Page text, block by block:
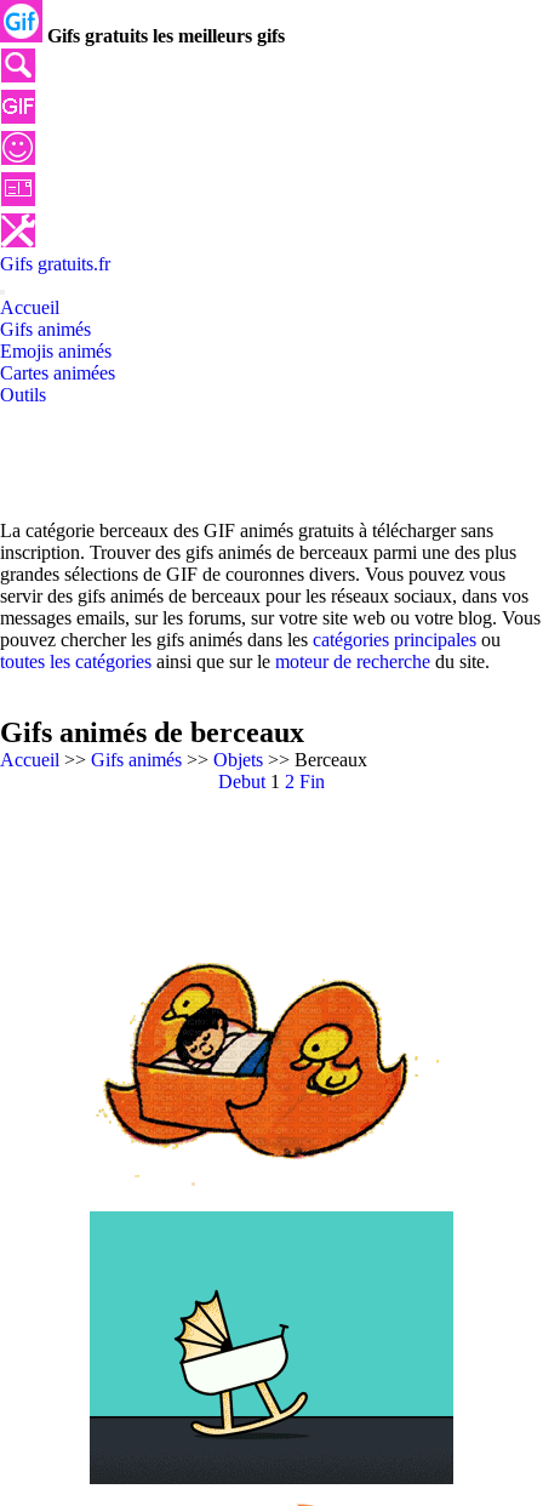
Gifs gratuits les meilleurs gifs
Gifs gratuits.fr
Accueil
Gifs animés
Emojis animés
Cartes animées
Outils
La catégorie berceaux des GIF animés gratuits à télécharger sans
inscription. Trouver des gifs animés de berceaux parmi une des plus
grandes sélections de GIF de couronnes divers. Vous pouvez vous
servir des gifs animés de berceaux pour les réseaux sociaux, dans vos
messages emails, sur les forums, sur votre site web ou votre blog. Vous
pouvez chercher les gifs animés dans les catégories principales ou
toutes les catégories ainsi que sur le moteur de recherche du site.
Gifs animés de berceaux
Accueil >> Gifs animés >> Objets >> Berceaux
Debut 1 2 Fin